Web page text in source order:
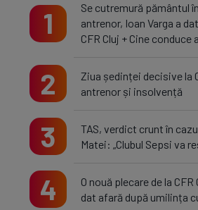
1
Se cutremură pământul
antrenor, Ioan Varga a
CFR Cluj + Cine conduce
2
Ziua ședinței decisive la
antrenor și insolvență
3
TAS, verdict crunt în
Matei: „Clubul Sepsi va
4
O nouă plecare de la
dat afară după umilința